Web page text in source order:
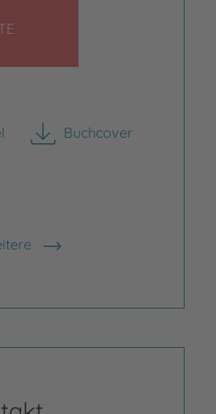
Bild vergrößern
Buchcover
herunterladen
anzeigen